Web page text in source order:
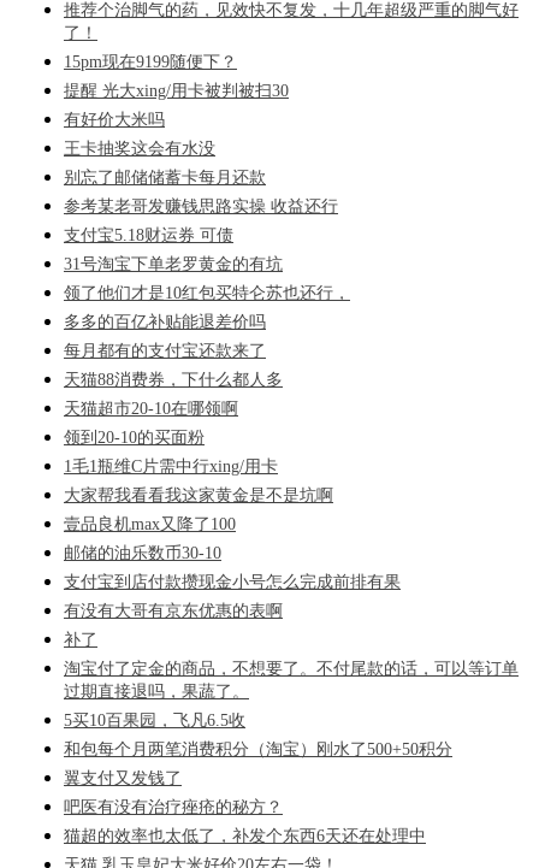
推荐个治脚气的药，见效快不复发，十几年超级严重的脚气好
了！
15pm现在9199随便下？
提醒 光大xing/用卡被判被扫30
有好价大米吗
王卡抽奖这会有水没
别忘了邮储储蓄卡每月还款
参考某老哥发赚钱思路实操 收益还行
支付宝5.18财运券 可债
31号淘宝下单老罗黄金的有坑
领了他们才是10红包买特仑苏也还行，
多多的百亿补贴能退差价吗
每月都有的支付宝还款来了
天猫88消费券，下什么都人多
天猫超市20-10在哪领啊
领到20-10的买面粉
1毛1瓶维C片需中行xing/用卡
大家帮我看看我这家黄金是不是坑啊
壹品良机max又降了100
邮储的油乐数币30-10
支付宝到店付款攒现金小号怎么完成前排有果
有没有大哥有京东优惠的表啊
补了
淘宝付了定金的商品，不想要了。不付尾款的话，可以等订单
过期直接退吗，果蔬了。
5买10百果园，飞凡6.5收
和包每个月两笔消费积分（淘宝）刚水了500+50积分
翼支付又发钱了
吧医有没有治疗痤疮的秘方？
猫超的效率也太低了，补发个东西6天还在处理中